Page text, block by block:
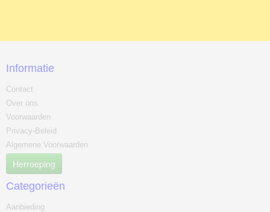
Informatie
Contact
Over ons
Voorwaarden
Privacy-Beleid
Algemene Voorwaarden
Herroeping
Categorieën
Aanbieding